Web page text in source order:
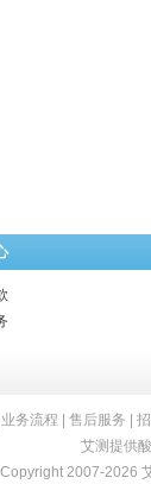
业务流程 售后服务
艾测提供
Copyright 2007-2026